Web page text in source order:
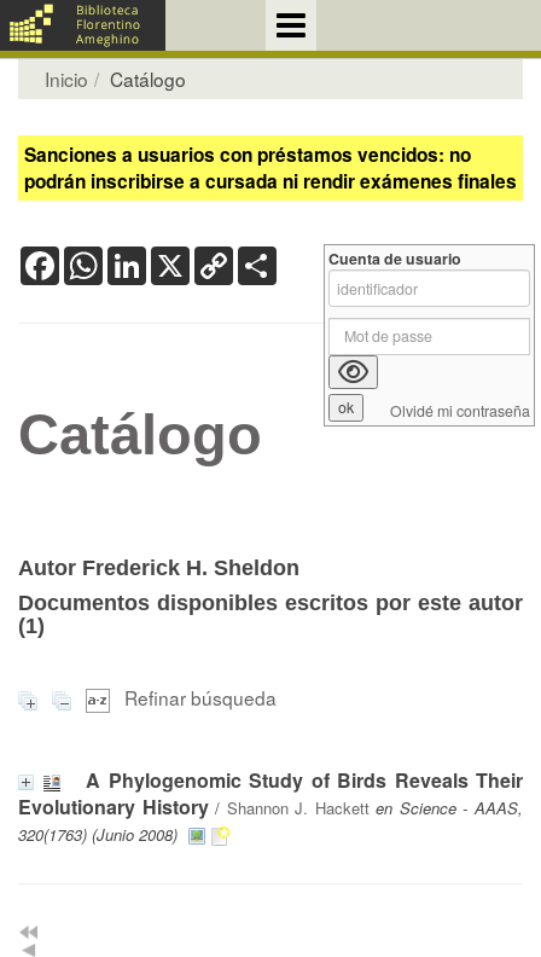
Inicio Catálogo
Sanciones a usuarios con préstamos vencidos: no
podrán inscribirse a cursada ni rendir exámenes finales
FacebookWhatsApp
LinkedIn
X Copy
Link
Catálogo
Autor Frederick H. Sheldon
Documentos disponibles escritos por este autor
(1)
Refinar búsqueda
A Phylogenomic Study of Birds Reveals Their
Evolutionary History/ Shannon J. Hackett en Science - AAAS,
320(1763) (Junio 2008)
Cuenta de usuario
Olvidé mi contraseña